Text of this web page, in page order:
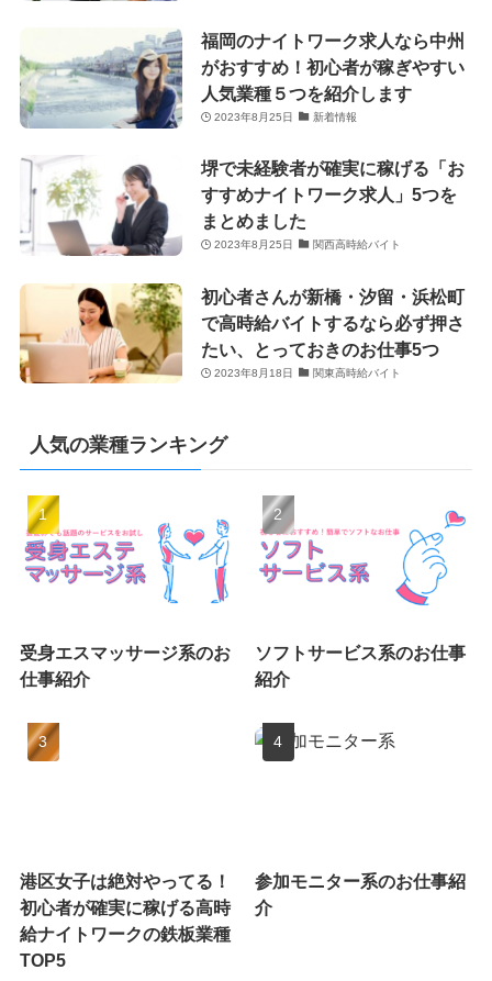
福岡のナイトワーク求人なら中州
がおすすめ！初心者が稼ぎやすい
人気業種５つを紹介します
2023年8月25日 新着情報
堺で未経験者が確実に稼げる「お
すすめナイトワーク求人」5つを
まとめました
2023年8月25日 関西高時給バイト
初心者さんが新橋・汐留・浜松町
で高時給バイトするなら必ず押さ
たい、とっておきのお仕事5つ
2023年8月18日 関東高時給バイト
人気の業種ランキング
受身エスマッサージ系のお
仕事紹介
ソフトサービス系のお仕事
紹介
港区女子は絶対やってる！
初心者が確実に稼げる高時
給ナイトワークの鉄板業種
TOP5
参加モニター系のお仕事紹
介